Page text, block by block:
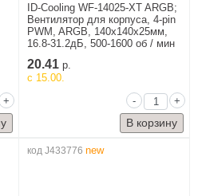
+
ID-Cooling WF-14025-XT ARGB;
Вентилятор для корпуса, 4-pin
PWM, ARGB, 140x140x25мм,
16.8-31.2дБ, 500-1600 об / мин
20.41 р.
c 15.00.
-
+
код J433776 new